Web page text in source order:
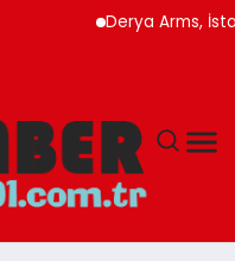
Derya Arms, İstanbul